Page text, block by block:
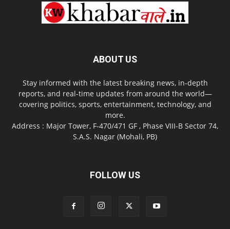
ABOUT US
Stay informed with the latest breaking news, in-depth
reports, and real-time updates from around the world—
covering politics, sports, entertainment, technology, and
more.
Address : Major Tower, F-470/471 GF , Phase VIII-B Sector 74,
S.A.S. Nagar (Mohali, PB)
FOLLOW US